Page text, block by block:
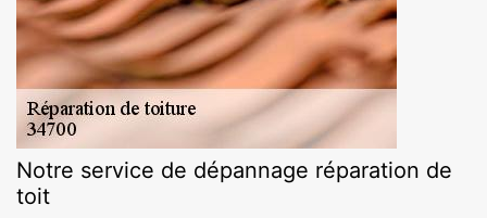
Notre service de dépannage réparation de
toit